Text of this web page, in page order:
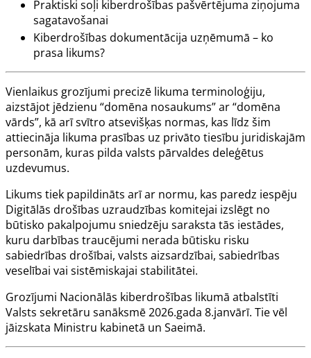
Praktiski soļi kiberdrošības pašvērtējuma ziņojuma
sagatavošanai
Kiberdrošības dokumentācija uzņēmumā – ko
prasa likums?
Vienlaikus grozījumi precizē likuma terminoloģiju,
aizstājot jēdzienu “domēna nosaukums” ar “domēna
vārds”, kā arī svītro atsevišķas normas, kas līdz šim
attiecināja likuma prasības uz privāto tiesību juridiskajām
personām, kuras pilda valsts pārvaldes deleģētus
uzdevumus.
Likums tiek papildināts arī ar normu, kas paredz iespēju
Digitālās drošības uzraudzības komitejai izslēgt no
būtisko pakalpojumu sniedzēju saraksta tās iestādes,
kuru darbības traucējumi nerada būtisku risku
sabiedrības drošībai, valsts aizsardzībai, sabiedrības
veselībai vai sistēmiskajai stabilitātei.
Grozījumi Nacionālās kiberdrošības likumā atbalstīti
Valsts sekretāru sanāksmē 2026.gada 8.janvārī. Tie vēl
jāizskata Ministru kabinetā un Saeimā.